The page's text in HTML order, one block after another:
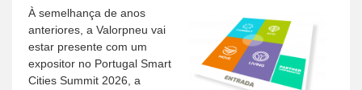
À semelhança de anos
anteriores, a Valorpneu vai
estar presente com um
expositor no Portugal Smart
Cities Summit 2026, a